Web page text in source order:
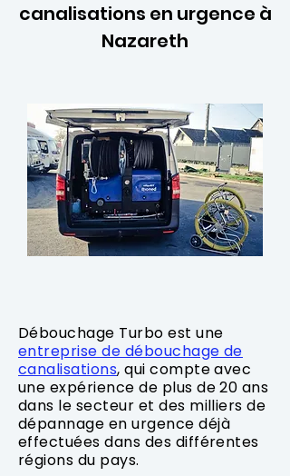
canalisations en urgence à
Nazareth
Débouchage Turbo est une
entreprise de débouchage de
canalisations, qui compte avec
une expérience de plus de 20 ans
dans le secteur et des milliers de
dépannage en urgence déjà
effectuées dans des différentes
régions du pays.